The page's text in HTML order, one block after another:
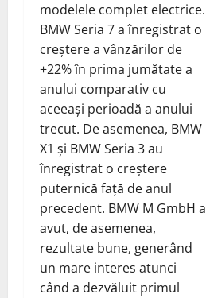
modelele complet electrice.
BMW Seria 7 a înregistrat o
creștere a vânzărilor de
+22% în prima jumătate a
anului comparativ cu
aceeași perioadă a anului
trecut. De asemenea, BMW
X1 și BMW Seria 3 au
înregistrat o creștere
puternică față de anul
precedent. BMW M GmbH a
avut, de asemenea,
rezultate bune, generând
un mare interes atunci
când a dezvăluit primul